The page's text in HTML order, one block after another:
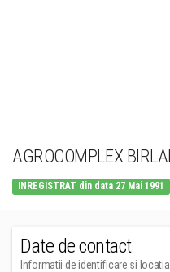
AGROCOMPLEX
INREGISTRAT din data 27 Mai 1991
Date de contact
Informatii de identificare si locatia